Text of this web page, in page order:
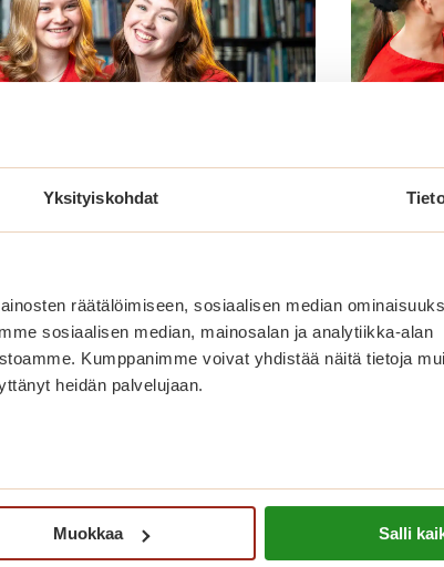
Yksityiskohdat
räätälöimiseen, sosiaalisen median
sosiaalisen median, mainosalan ja analytiikka-alan
Kumppanimme voivat yhdistää näitä tietoja
heidän palvelujaan.
Muokkaa Salli
arkeen – opit tekemällä, saat
kollegoilta ja voit alkaa
polkuasi.
Kesä
uusia